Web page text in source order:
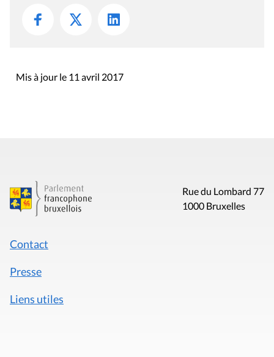
Mis à jour le 11 avril 2017
Rue du Lombard 77
1000 Bruxelles
Contact
Presse
Liens utiles